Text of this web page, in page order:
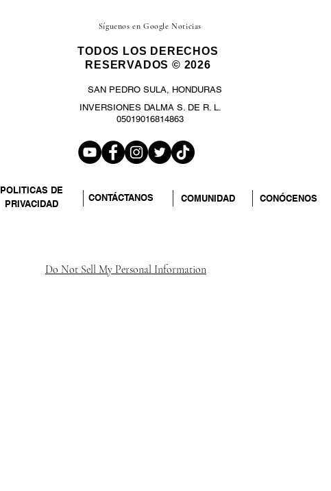
Síguenos en Google Noticias
TODOS LOS DERECHOS
RESERVADOS © 2026
SAN PEDRO SULA, HONDURAS
INVERSIONES DALMA S. DE R. L.
05019016814863
POLITICAS DE
PRIVACIDAD
CONTÁCTANOS COMUNIDAD CONÓCENOS
Do Not Sell My Personal Information